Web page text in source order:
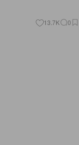
13.7K 0